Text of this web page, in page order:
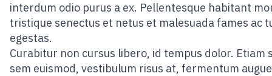
interdum odio purus a ex. Pellentesque habitant
tristique senectus et netus et malesuada fames ac
egestas.
Curabitur non cursus libero, id tempus dolor. Etiam
sem euismod, vestibulum risus at, fermentum